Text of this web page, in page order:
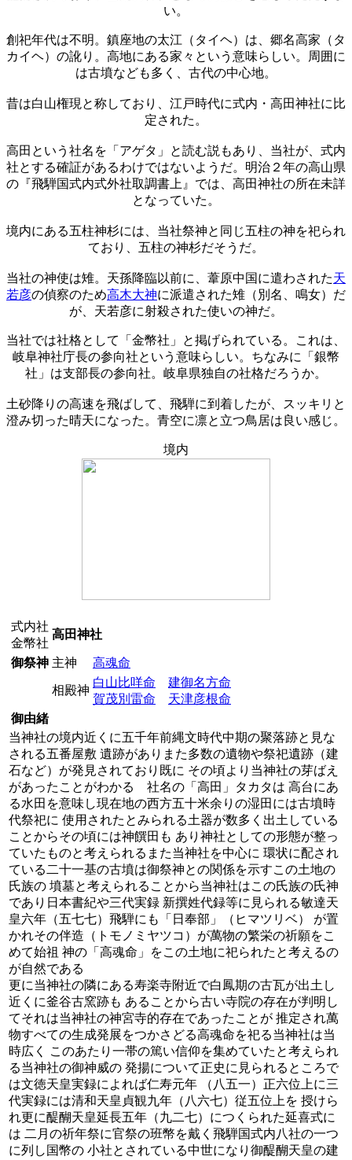
い。
創祀年代は不明。鎮座地の太江（タイヘ）は、郷名高家（タ
カイヘ）の訛り。高地にある家々という意味らしい。周囲に
は古墳なども多く、古代の中心地。
昔は白山権現と称しており、江戸時代に式内・高田神社に比
定された。
高田という社名を「アゲタ」と読む説もあり、当社が、式内
社とする確証があるわけではないようだ。明治２年の高山県
の『飛騨国式内式外社取調書上』では、高田神社の所在未詳
となっていた。
境内にある五柱神杉には、当社祭神と同じ五柱の神を祀られ
ており、五柱の神杉だそうだ。
当社の神使は雉。天孫降臨以前に、葦原中国に遣わされた天
若彦の偵察のため高木大神に派遣された雉（別名、鳴女）だ
が、天若彦に射殺された使いの神だ。
当社では社格として「金幣社」と掲げられている。これは、
岐阜神社庁長の参向社という意味らしい。ちなみに「銀幣
社」は支部長の参向社。岐阜県独自の社格だろうか。
土砂降りの高速を飛ばして、飛騨に到着したが、スッキリと
澄み切った晴天になった。青空に凛と立つ鳥居は良い感じ。
境内
式内社
金幣社
高田神社
御祭神 主神 高魂命
相殿神
白山比咩命
建御名方命
賀茂別雷命
天津彦根命
御由緒
当神社の境内近くに五千年前縄文時代中期の聚落跡と見な
される五番屋敷 遺跡がありまた多数の遺物や祭祀遺跡（建
石など）が発見されており既に その頃より当神社の芽ばえ
があったことがわかる 社名の「高田」タカタは 高台にあ
る水田を意味し現在地の西方五十米余りの湿田には古墳時
代祭祀に 使用されたとみられる土器が数多く出土している
ことからその頃には神饌田も あり神社としての形態が整っ
ていたものと考えられるまた当神社を中心に 環状に配され
ている二十一基の古墳は御祭神との関係を示すこの土地の
氏族の 墳墓と考えられることから当神社はこの氏族の氏神
であり日本書紀や三代実録 新撰姓代録等に見られる敏達天
皇六年（五七七）飛騨にも「日奉部」（ヒマツリベ） が置
かれその伴造（トモノミヤツコ）が萬物の繁栄の祈願をこ
めて始祖 神の「高魂命」をこの土地に祀られたと考えるの
が自然である
更に当神社の隣にある寿楽寺附近で白鳳期の古瓦が出土し
近くに釜谷古窯跡も あることから古い寺院の存在が判明し
てそれは当神社の神宮寺的存在であったことが 推定され萬
物すべての生成発展をつかさどる高魂命を祀る当神社は当
時広く このあたり一帯の篤い信仰を集めていたと考えられ
る当神社の御神威の 発揚について正史に見られるところで
は文徳天皇実録によれば仁寿元年 （八五一）正六位上に三
代実録には清和天皇貞観九年（八六七）従五位上を 授けら
れ更に醍醐天皇延長五年（九二七）につくられた延喜式に
は 二月の祈年祭に官祭の班幣を戴く飛騨国式内八社の一つ
に列し国幣の 小社とされている中世になり御醍醐天皇の建